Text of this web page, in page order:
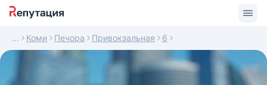
Коми Печора Привокзальная 6